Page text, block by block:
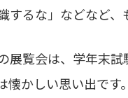
するな」などなど
展覧会は、学年末
懐かしい思い出です。